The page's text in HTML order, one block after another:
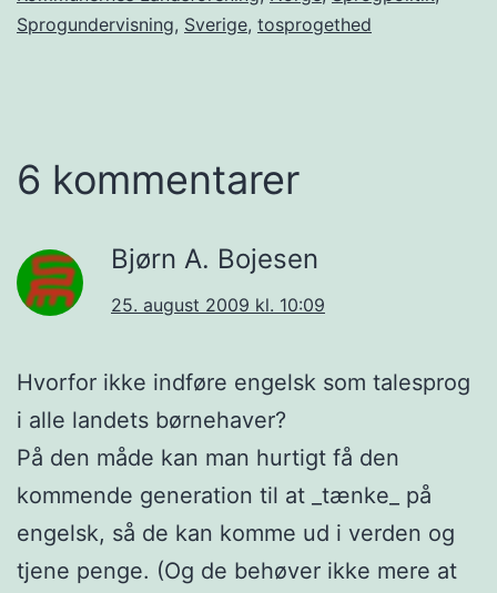
Sprogundervisning, Sverige, tosprogethed
6 kommentarer
Bjørn A. Bojesen
25. august 2009 kl. 10:09
Hvorfor ikke indføre engelsk som talesprog
i alle landets børnehaver?
På den måde kan man hurtigt få den
kommende generation til at _tænke_ på
engelsk, så de kan komme ud i verden og
tjene penge. (Og de behøver ikke mere at